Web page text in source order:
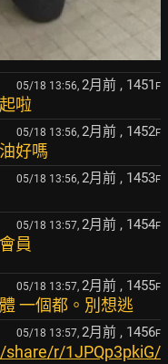
05/18 13:56, 2月前 , 1451 F
啦
05/18 13:56, 2月前 , 1452F
好嗎
05/18 13:56, 2月前 , 1453F
05/18 13:57, 2月前 , 1454F
員
05/18 13:57, 2月前 , 1455F
一個都。別想逃
05/18 13:57, 2月前 , 1456F
r/1JPQp3pkiG/